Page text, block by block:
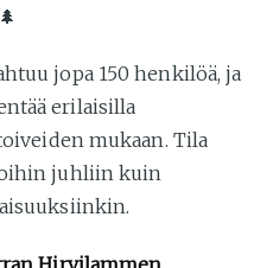
jopa 150 henkilöä, ja
erilaisilla
mukaan. Tila
juhliin kuin